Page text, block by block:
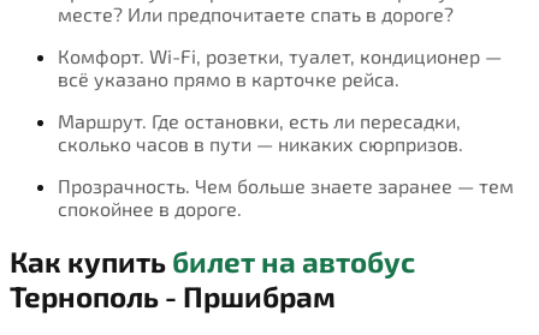
месте? Или предпочитаете спать в дороге?
Комфорт. Wi-Fi, розетки, туалет, кондиционер —
всё указано прямо в карточке рейса.
Маршрут. Где остановки, есть ли пересадки,
сколько часов в пути — никаких сюрпризов.
Прозрачность. Чем больше знаете заранее — тем
спокойнее в дороге.
Как купить билет на автобус
Тернополь - Пршибрам